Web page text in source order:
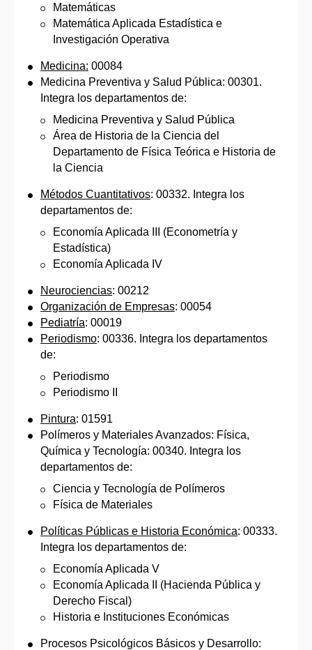
Matemáticas
Matemática Aplicada Estadística e
Investigación Operativa
Medicina: 00084
Medicina Preventiva y Salud Pública: 00301.
Integra los departamentos de:
Medicina Preventiva y Salud Pública
Área de Historia de la Ciencia del
Departamento de Física Teórica e Historia de
la Ciencia
Métodos Cuantitativos: 00332. Integra los
departamentos de:
Economía Aplicada III (Econometría y
Estadística)
Economía Aplicada IV
Neurociencias: 00212
Organización de Empresas: 00054
Pediatría: 00019
Periodismo: 00336. Integra los departamentos
de:
Periodismo
Periodismo II
Pintura: 01591
Polímeros y Materiales Avanzados: Física,
Química y Tecnología: 00340. Integra los
departamentos de:
Ciencia y Tecnología de Polímeros
Física de Materiales
Políticas Públicas e Historia Económica: 00333.
Integra los departamentos de:
Economía Aplicada V
Economía Aplicada II (Hacienda Pública y
Derecho Fiscal)
Historia e Instituciones Económicas
Procesos Psicológicos Básicos y Desarrollo: